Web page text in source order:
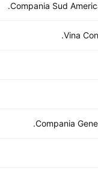
Compania Sud
Vina
Compania